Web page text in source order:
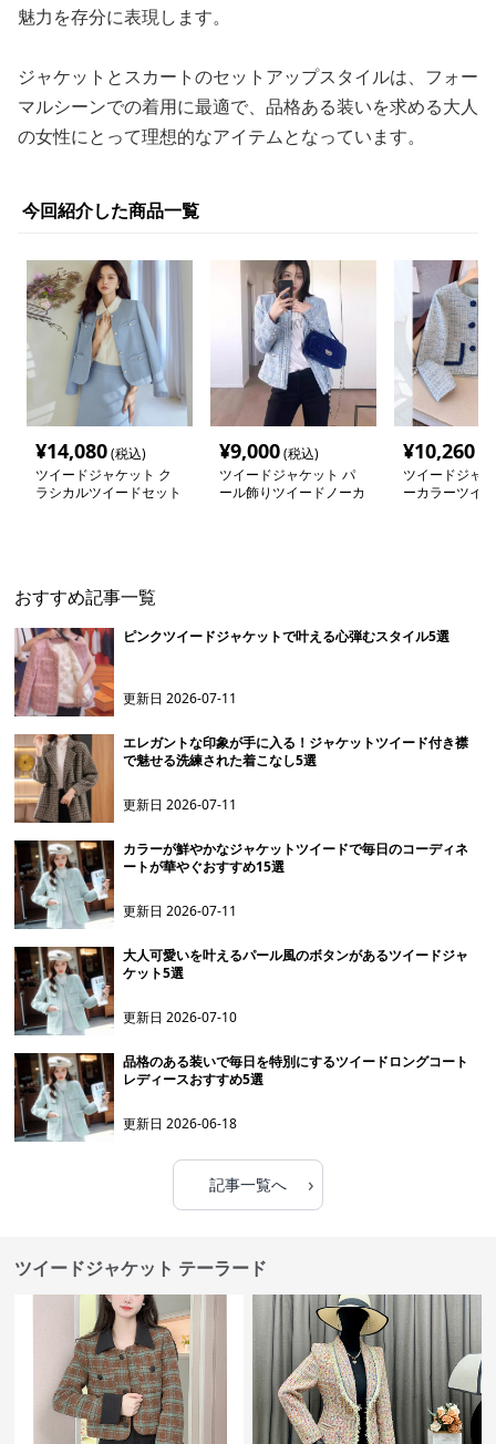
魅力を存分に表現します。
ジャケットとスカートのセットアップスタイルは、フォー
マルシーンでの着用に最適で、品格ある装いを求める大人
の女性にとって理想的なアイテムとなっています。
今回紹介した商品一覧
¥14,080(税込)
ツイードジャケット ク
ラシカルツイードセット
¥9,000(税込)
ツイードジャケット パ
ール飾りツイードノーカ
¥10,260
ツイードジャ
ーカラーツイ
おすすめ記事一覧
ピンクツイードジャケットで叶える心弾むスタイル5選
更新日2026-07-11
エレガントな印象が手に入る！ジャケットツイード付き襟
で魅せる洗練された着こなし5選
更新日2026-07-11
カラーが鮮やかなジャケットツイードで毎日のコーディネ
ートが華やぐおすすめ15選
更新日2026-07-11
大人可愛いを叶えるパール風のボタンがあるツイードジャ
ケット5選
更新日2026-07-10
品格のある装いで毎日を特別にするツイードロングコート
レディースおすすめ5選
更新日2026-06-18
記事一覧へ ›
ツイードジャケット テーラード